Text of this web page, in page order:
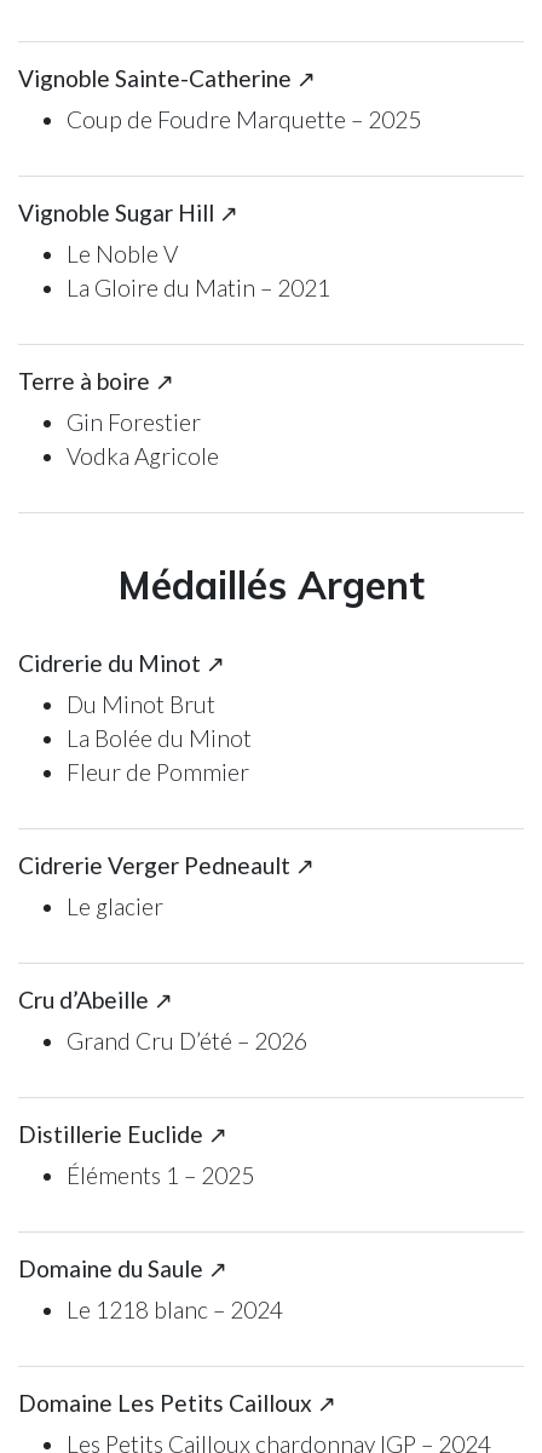
Vignoble Sainte-Catherine ↗
Coup de Foudre Marquette – 2025
Vignoble Sugar Hill ↗
Le Noble V
La Gloire du Matin – 2021
Terre à boire ↗
Gin Forestier
Vodka Agricole
Médaillés Argent
Cidrerie du Minot ↗
Du Minot Brut
La Bolée du Minot
Fleur de Pommier
Cidrerie Verger Pedneault ↗
Le glacier
Cru d’Abeille ↗
Grand Cru D’été – 2026
Distillerie Euclide ↗
Éléments 1 – 2025
Domaine du Saule ↗
Le 1218 blanc – 2024
Domaine Les Petits Cailloux ↗
Les Petits Cailloux chardonnay IGP – 2024